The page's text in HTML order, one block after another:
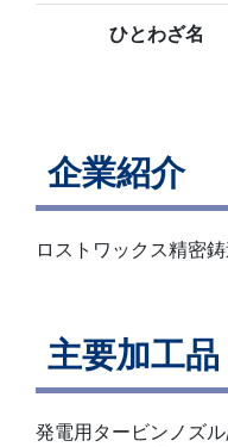
ひとわざ名
企業紹介
ロストワックス精密
主要加工品
発電用タービンノズ